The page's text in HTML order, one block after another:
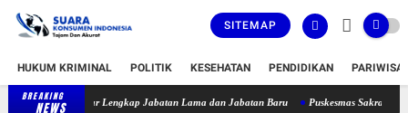
SITEMAP
HUKUM KRIMINAL POLITIK KESEHATAN PENDIDIKAN
BREAKING
NEWS
Daftar Lengkap Jabatan Lama dan Jabatan Baru Puskesmas Sakra Timur